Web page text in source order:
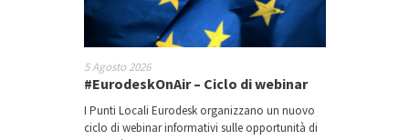
5 Agosto 2026
#EurodeskOnAir – Ciclo di webinar
I Punti Locali Eurodesk organizzano un nuovo
ciclo di webinar informativi sulle opportunità di